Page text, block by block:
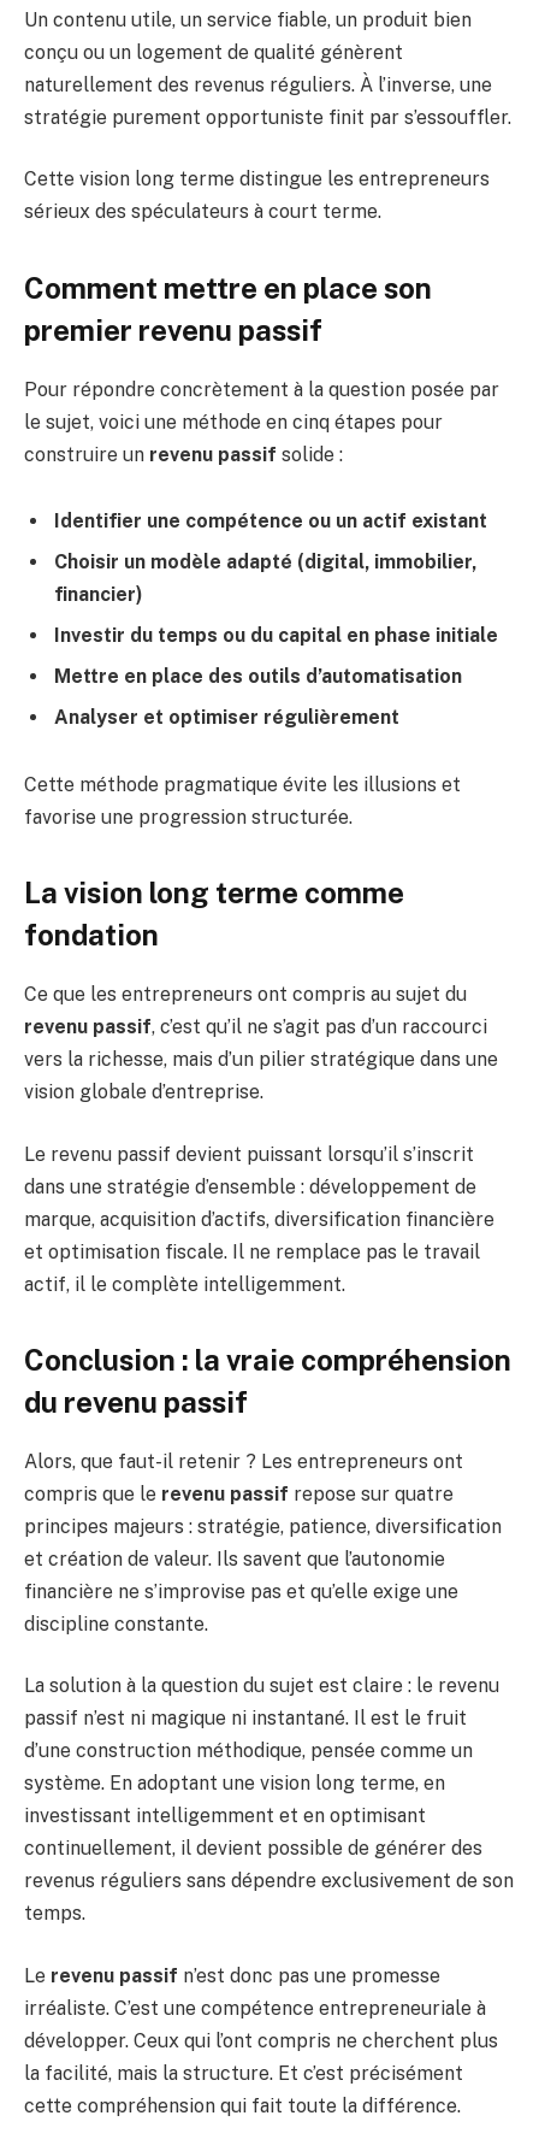
Un contenu utile, un service fiable, un produit bien
conçu ou un logement de qualité génèrent
naturellement des revenus réguliers. À l’inverse, une
stratégie purement opportuniste finit par s’essouffler.
Cette vision long terme distingue les entrepreneurs
sérieux des spéculateurs à court terme.
Comment mettre en place son
premier revenu passif
Pour répondre concrètement à la question posée par
le sujet, voici une méthode en cinq étapes pour
construire un revenu passif solide :
Identifier une compétence ou un actif existant
Choisir un modèle adapté (digital, immobilier,
financier)
Investir du temps ou du capital en phase initiale
Mettre en place des outils d’automatisation
Analyser et optimiser régulièrement
Cette méthode pragmatique évite les illusions et
favorise une progression structurée.
La vision long terme comme
fondation
Ce que les entrepreneurs ont compris au sujet du
revenu passif, c’est qu’il ne s’agit pas d’un raccourci
vers la richesse, mais d’un pilier stratégique dans une
vision globale d’entreprise.
Le revenu passif devient puissant lorsqu’il s’inscrit
dans une stratégie d’ensemble : développement de
marque, acquisition d’actifs, diversification financière
et optimisation fiscale. Il ne remplace pas le travail
actif, il le complète intelligemment.
Conclusion : la vraie compréhension
du revenu passif
Alors, que faut-il retenir ? Les entrepreneurs ont
compris que le revenu passif repose sur quatre
principes majeurs : stratégie, patience, diversification
et création de valeur. Ils savent que l’autonomie
financière ne s’improvise pas et qu’elle exige une
discipline constante.
La solution à la question du sujet est claire : le revenu
passif n’est ni magique ni instantané. Il est le fruit
d’une construction méthodique, pensée comme un
système. En adoptant une vision long terme, en
investissant intelligemment et en optimisant
continuellement, il devient possible de générer des
revenus réguliers sans dépendre exclusivement de son
temps.
Le revenu passif n’est donc pas une promesse
irréaliste. C’est une compétence entrepreneuriale à
développer. Ceux qui l’ont compris ne cherchent plus
la facilité, mais la structure. Et c’est précisément
cette compréhension qui fait toute la différence.